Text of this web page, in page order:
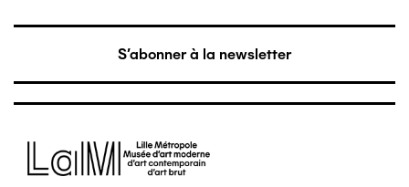
S'abonner à la newsletter
Image